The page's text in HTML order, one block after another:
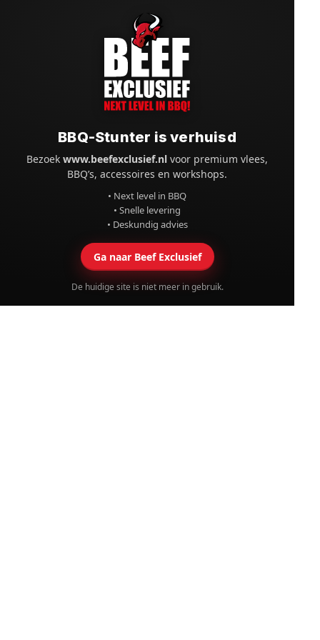
BBQ-Stunter is verhuisd
Bezoekwww.beefexclusief.nl voor premium vlees,
BBQ’s, accessoires en workshops.
• Next level in BBQ
• Snelle levering
• Deskundig advies
Ga naar Beef Exclusief
De huidige site is niet meer in gebruik.